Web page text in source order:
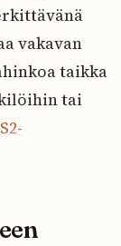
vakavan
taikka
tai